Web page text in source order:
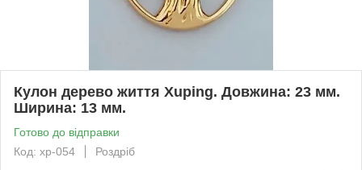
Кулон дерево життя Xuping. Довжина: 23 мм.
Ширина: 13 мм.
Готово до відправки
Код: xp-054
Роздріб